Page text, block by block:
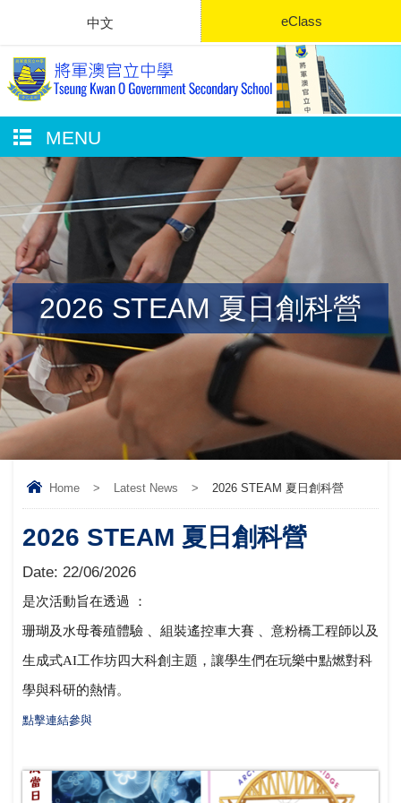
中文 eClass
MENU
2026 STEAM 夏日創科營
Home > Latest News > 2026 STEAM 夏日創科營
2026 STEAM 夏日創科營
Date: 22/06/2026
是次活動旨在透過 ：
珊瑚及水母養殖體驗 、組裝遙控車大賽 、意粉橋工程師以及
生成式AI工作坊四大科創主題，讓學生們在玩樂中點燃對科
學與科研的熱情。
點擊連結參與